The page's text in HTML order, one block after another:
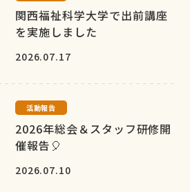
関西福祉科学大学で出前講座
を実施しました
2026.07.17
活動報告
2026年総会＆スタッフ研修開
催報告🎈
2026.07.10